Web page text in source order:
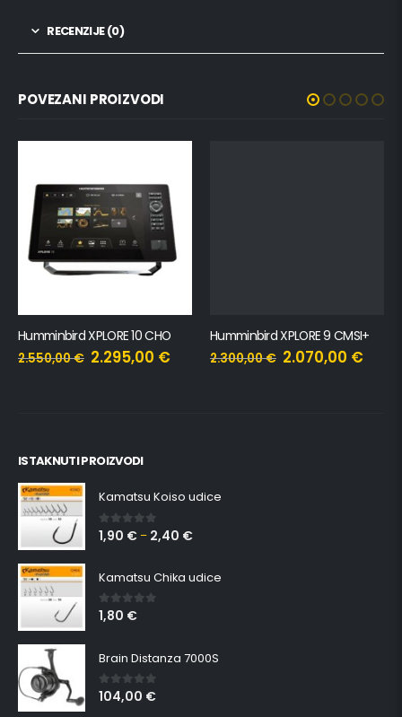
RECENZIJE (0)
POVEZANI PROIZVODI
Humminbird XPLORE 10 CHO
2.550,00€ 2.295,00 €
Humminbird XPLORE 9 CMSI+
2.300,00€ 2.070,00 €
ISTAKNUTI PROIZVODI
Kamatsu Koiso udice
0 out of 5
1,90 € – 2,40 €
Kamatsu Chika udice
0 out of 5
1,80 €
Brain Distanza 7000S
0out of 5
104,00 €